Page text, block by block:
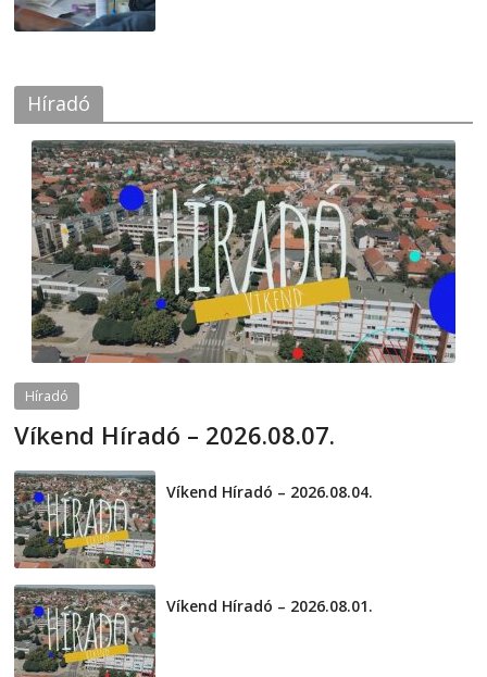
Híradó
Híradó
Víkend Híradó – 2026.08.07.
Víkend Híradó – 2026.08.04.
Víkend Híradó – 2026.08.01.